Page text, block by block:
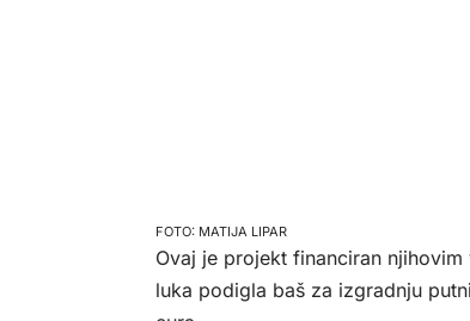
MATIJA LIPAR
Ovaj je projekt financiran
luka podigla baš za izgradnju